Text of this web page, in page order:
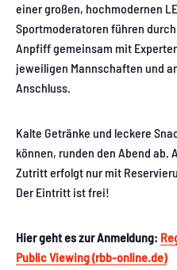
einer großen, hochmodernen
Sportmoderatoren führen
Anpfiff gemeinsam mit
jeweiligen Mannschaften und
Anschluss.
Kalte Getränke und leckere
können, runden den Abend ab.
Zutritt erfolgt nur mit
Der Eintritt ist frei!
Hier geht es zur Anmeldung:
Public Viewing (rbb-online.de)